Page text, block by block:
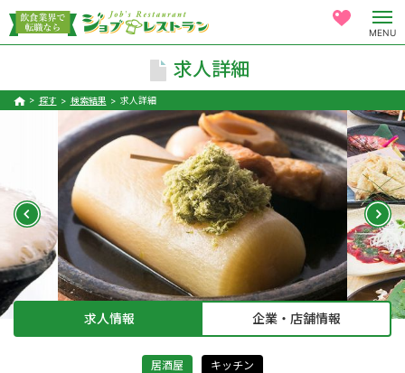
MENU
求人詳細
探す 検索結果 求人詳細
求人情報 企業・店舗情報
居酒屋 キッチン